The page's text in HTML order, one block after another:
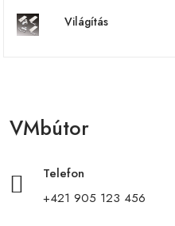
Világítás
VMbútor
Telefon
+421 905 123 456